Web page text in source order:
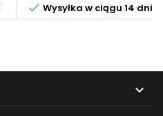
 Wysyłka w ciągu 14 dni
